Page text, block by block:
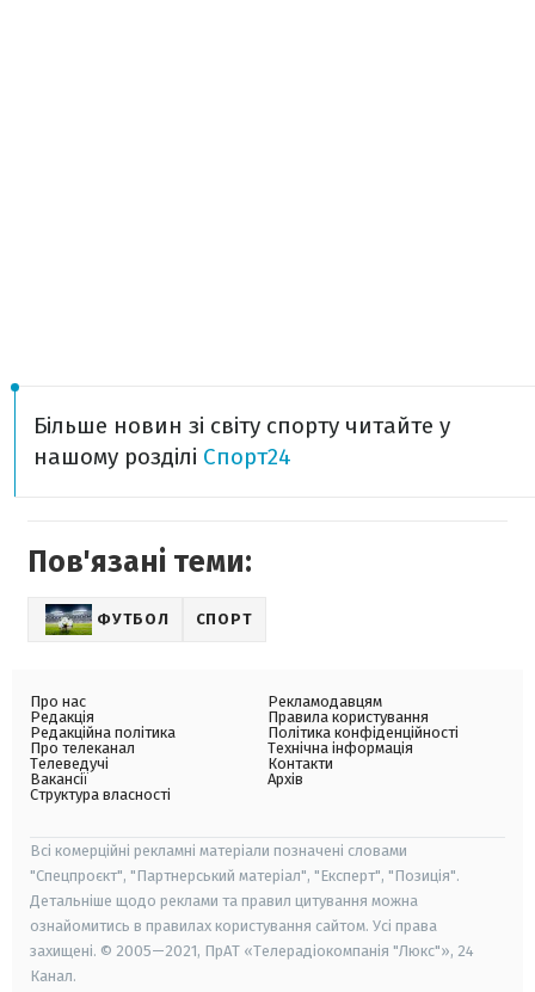
Більше новин зі світу спорту читайте у
нашому розділі Спорт24
Пов'язані теми:
ФУТБОЛ СПОРТ
Про нас
Редакція
Редакційна політика
Про телеканал
Телеведучі
Вакансії
Структура власності
Рекламодавцям
Правила користування
Політика конфіденційності
Технічна інформація
Контакти
Архів
Всі комерційні рекламні матеріали позначені словами
"Спецпроєкт", "Партнерський матеріал", "Експерт", "Позиція".
Детальніше щодо реклами та правил цитування можна
ознайомитись в правилах користування сайтом. Усі права
захищені. © 2005—2021, ПрАТ «Телерадіокомпанія "Люкс"», 24
Канал.